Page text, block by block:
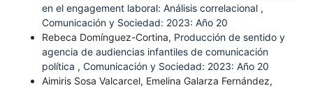
en el engagement laboral: Análisis correlacional ,
Comunicación y Sociedad: 2023: Año 20
Rebeca Domínguez-Cortina, Producción de sentido y
agencia de audiencias infantiles de comunicación
política , Comunicación y Sociedad: 2023: Año 20
Aimiris Sosa Valcarcel, Emelina Galarza Fernández,